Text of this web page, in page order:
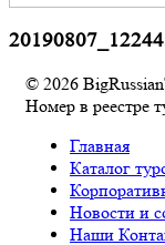
© 2026
Номер в реестре
Главная
Каталог
Новости и
Наши